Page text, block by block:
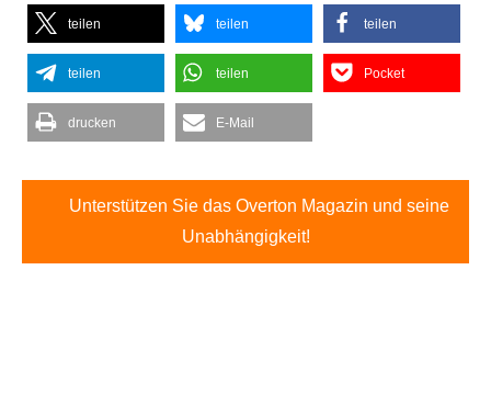
teilen teilen teilen
teilen teilen Pocket
drucken E-Mail
Unterstützen Sie das Overton Magazin und seine
Unabhängigkeit!